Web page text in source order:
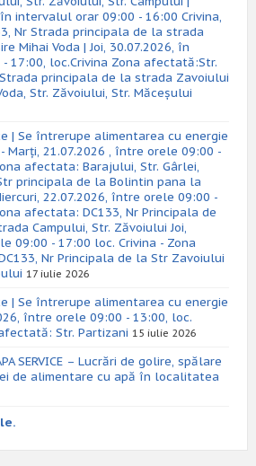
intervalul orar 09:00 - 16:00 Crivina,
Nr Strada principala de la strada
Mihai Voda | Joi, 30.07.2026, în
17:00, loc.Crivina Zona afectată:Str.
Strada principala de la strada Zavoiului
Str. Zăvoiului, Str. Măceșului
| Se întrerupe alimentarea cu energie
Marți, 21.07.2026 , între orele 09:00 -
afectata: Barajului, Str. Gârlei,
principala de la Bolintin pana la
22.07.2026, între orele 09:00 -
afectata: DC133, Nr Principala de
Campului, Str. Zăvoiului Joi,
09:00 - 17:00 loc. Crivina - Zona
Nr Principala de la Str Zavoiului
17 iulie 2026
| Se întrerupe alimentarea cu energie
între orele 09:00 - 13:00, loc.
Str. Partizani 15 iulie 2026
SERVICE – Lucrări de golire, spălare
de alimentare cu apă în localitatea